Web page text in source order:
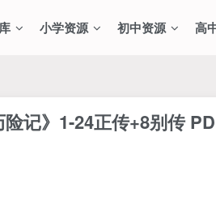
小学资源 初中资源 高
记》1-24正传+8别传